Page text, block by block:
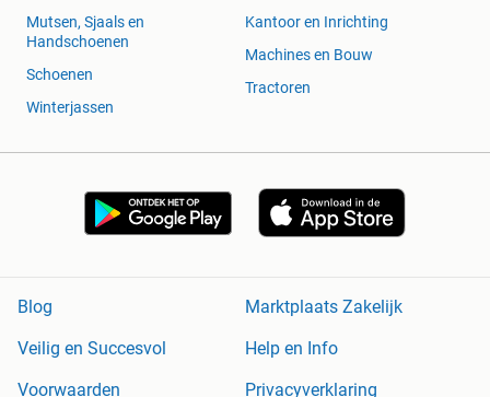
Mutsen, Sjaals en
Handschoenen
Schoenen
Winterjassen
Kantoor en Inrichting
Machines en Bouw
Tractoren
Blog
Marktplaats Zakelijk
Veilig en Succesvol
Help en Info
Voorwaarden
Privacyverklaring